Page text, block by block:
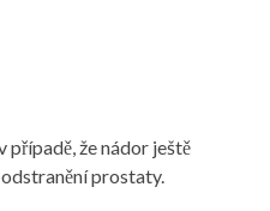
že nádor ještě
prostaty.